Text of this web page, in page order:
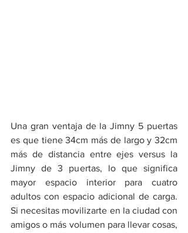
Una gran ventaja de la Jimny 5 puertas
es que tiene 34cm más de largo y 32cm
más de distancia entre ejes versus la
Jimny de 3 puertas, lo que significa
mayor espacio interior para cuatro
adultos con espacio adicional de carga.
Si necesitas movilizarte en la ciudad con
amigos o más volumen para llevar cosas,